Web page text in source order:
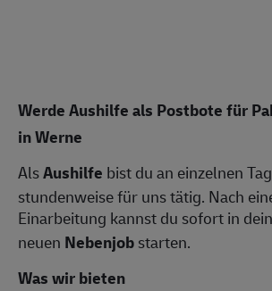
Werde Aushilfe als Postbote für
in Werne
AlsAushilfe bist du an einzelnen
stundenweise für uns tätig. Nach
Einarbeitung kannst du sofort in
neuen Nebenjobstarten.
Was wir bieten